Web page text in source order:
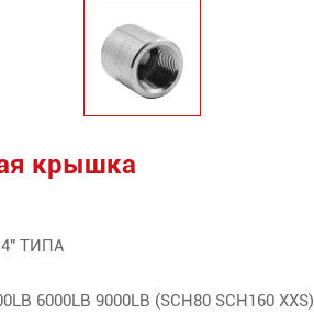
крышка
ТИПА
6000LB 9000LB (SCH80 SCH160 XXS)